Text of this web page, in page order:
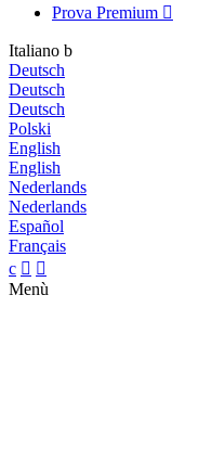
Prova Premium 
Italiano b
Deutsch
Deutsch
Deutsch
Polski
English
English
Nederlands
Nederlands
Español
Français
c  
Menù